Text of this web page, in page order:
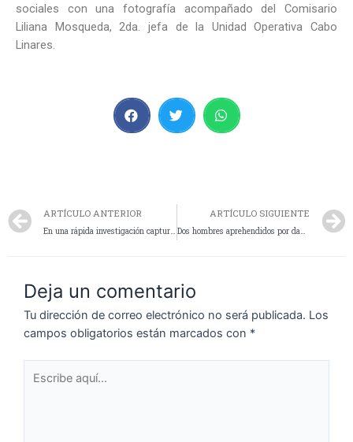
sociales con una fotografía acompañado del Comisario
Liliana Mosqueda, 2da. jefa de la Unidad Operativa Cabo
Linares.
ARTÍCULO ANTERIOR
En una rápida investigación capturan a un hombre buscado por la justicia
ARTÍCULO SIGUIENTE
Dos hombres aprehendidos por daños a vehículos estacionados
Deja un comentario
Tu dirección de correo electrónico no será publicada. Los
campos obligatorios están marcados con *